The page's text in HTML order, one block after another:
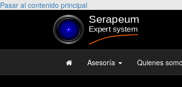
Pasar al contenido principal
Asesoría Quienes